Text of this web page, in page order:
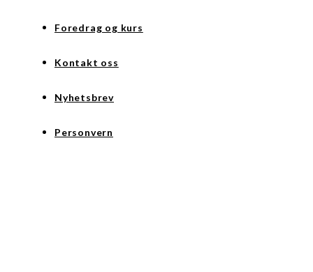
Foredrag og kurs
Kontakt oss
Nyhetsbrev
Personvern